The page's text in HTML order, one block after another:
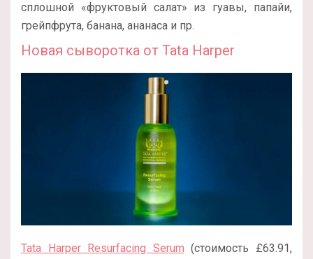
сплошной «фруктовый салат» из гуавы, папайи,
грейпфрута, банана, ананаса и пр.
Новая сыворотка от Tata Harper
Tata Harper Resurfacing Serum (стоимость £63.91,